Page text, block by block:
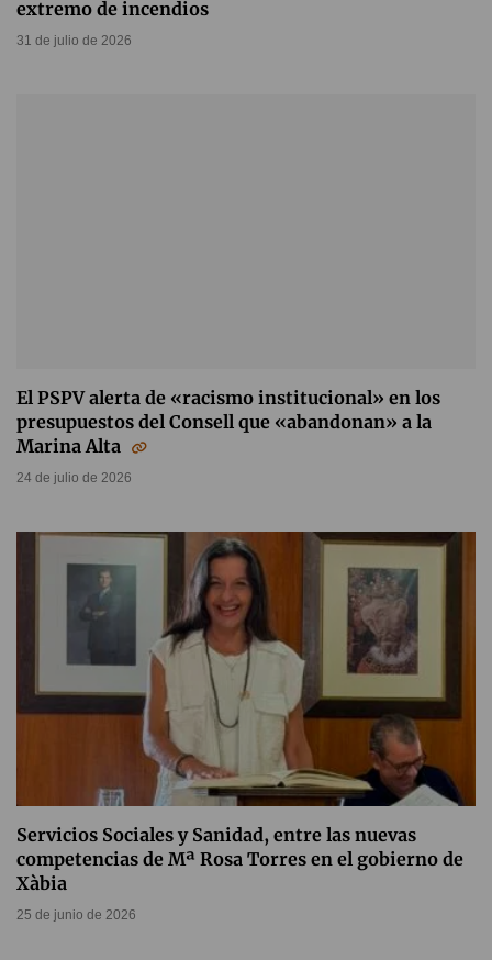
extremo de incendios
31 de julio de 2026
El PSPV alerta de «racismo institucional» en los
presupuestos del Consell que «abandonan» a la
Marina Alta
24 de julio de 2026
Servicios Sociales y Sanidad, entre las nuevas
competencias de Mª Rosa Torres en el gobierno de
Xàbia
25 de junio de 2026